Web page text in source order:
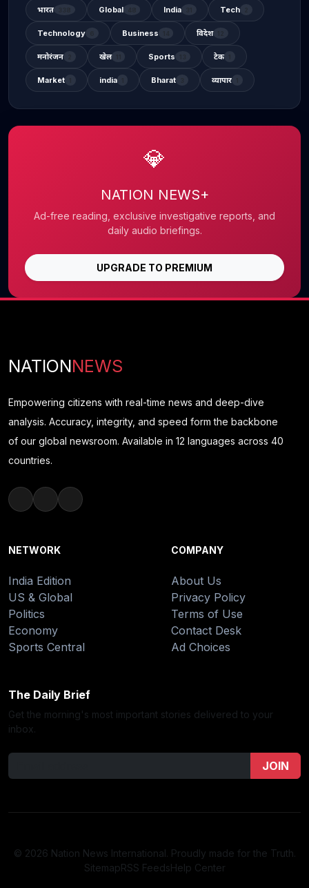
भारत Global India Tech
Technology Business विदेश
मनोरंजन खेल Sports टेक
Market india Bharat व्यापार
💎
NATION NEWS+
Ad-free reading, exclusive investigative reports, and
daily audio briefings.
UPGRADE TO PREMIUM
NATIONNEWS
Empowering citizens with real-time news and deep-dive
analysis. Accuracy, integrity, and speed form the backbone
of our global newsroom. Available in 12 languages across 40
countries.
NETWORK
India Edition
US & Global
Politics
Economy
Sports Central
COMPANY
About Us
Privacy Policy
Terms of Use
Contact Desk
Ad Choices
The Daily Brief
Get the morning's most important stories delivered to your
inbox.
JOIN
© 2026 Nation News International. Proudly made for the Truth.
SitemapRSS FeedsHelp Center